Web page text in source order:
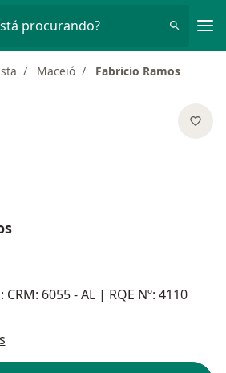
procurando?
Maceió Fabricio Ramos
6055 - AL | RQE Nº: 4110